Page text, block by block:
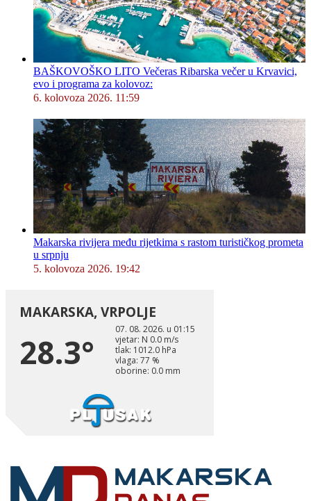
BAŠKOVOŠKO LITO Večeras Ribarska večer u Krvavici,
evo i programa za kolovoz:
6. kolovoza 2026. 11:59
Makarska rivijera među rijetkima s rastom turističkog prometa
u srpnju
5. kolovoza 2026. 19:42